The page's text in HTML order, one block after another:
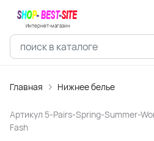
Интернет-магазин
Главная Нижнее белье
Артикул 5-Pairs-Spring-Summer-
Fash